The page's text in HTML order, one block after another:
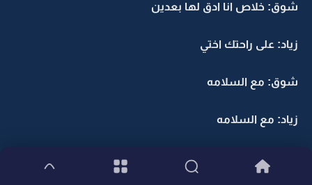
شوق: خلاص انا ادق لها بعدين
زياد: على راحتك اختي
شوق: مع السلامه
زياد: مع السلامه
سلامه : زياد وش تسوي؟؟